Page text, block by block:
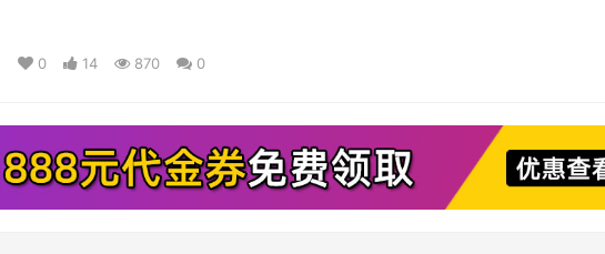
0 14 870 0